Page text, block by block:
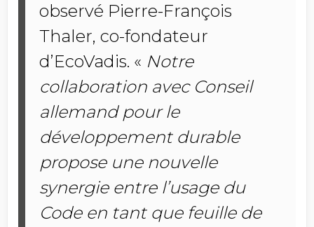
observé Pierre-François
Thaler, co-fondateur
d’EcoVadis. « Notre
collaboration avec Conseil
allemand pour le
développement durable
propose une nouvelle
synergie entre l’usage du
Code en tant que feuille de